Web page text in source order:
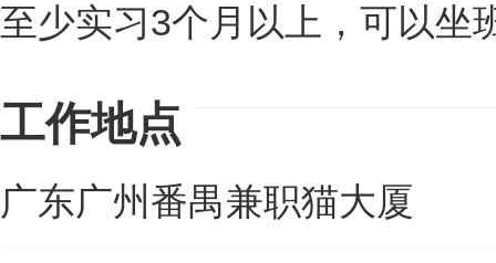
至少实习3个月以上，可以坐
工作地点
广东广州番禺兼职猫大厦